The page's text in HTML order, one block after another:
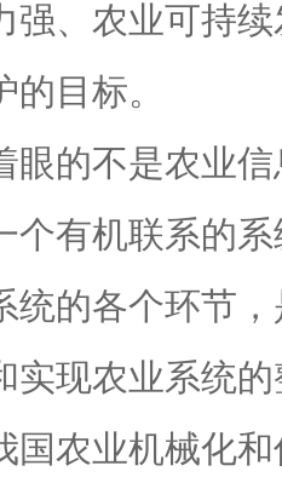
强、农业可持
目标。
的不是农业信
个有机联系的
统的各个环节
实现农业系统
农业机械化和